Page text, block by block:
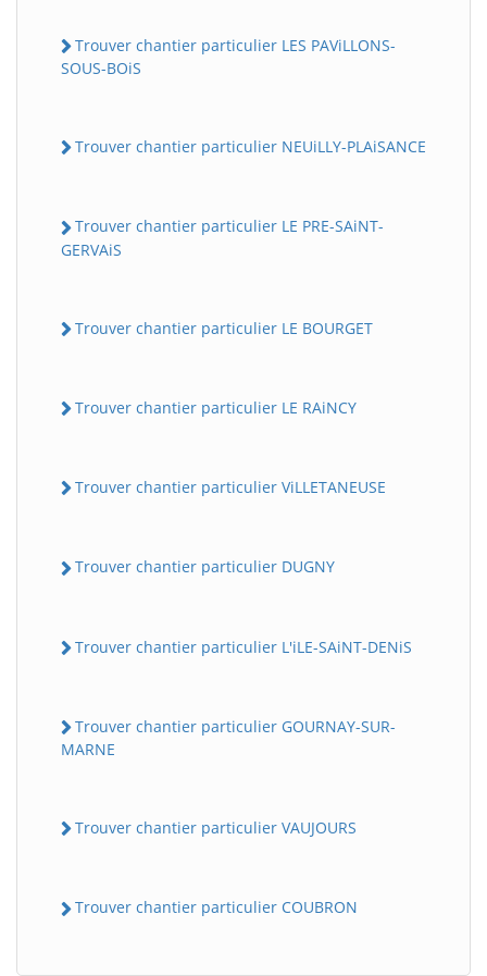
Trouver chantier particulier LES PAViLLONS-
SOUS-BOiS
Trouver chantier particulier NEUiLLY-PLAiSANCE
Trouver chantier particulier LE PRE-SAiNT-
GERVAiS
Trouver chantier particulier LE BOURGET
Trouver chantier particulier LE RAiNCY
Trouver chantier particulier ViLLETANEUSE
Trouver chantier particulier DUGNY
Trouver chantier particulier L'iLE-SAiNT-DENiS
Trouver chantier particulier GOURNAY-SUR-
MARNE
Trouver chantier particulier VAUJOURS
Trouver chantier particulier COUBRON